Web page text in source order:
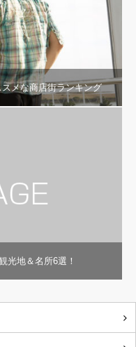
メな商店街ランキング
光地＆名所6選！